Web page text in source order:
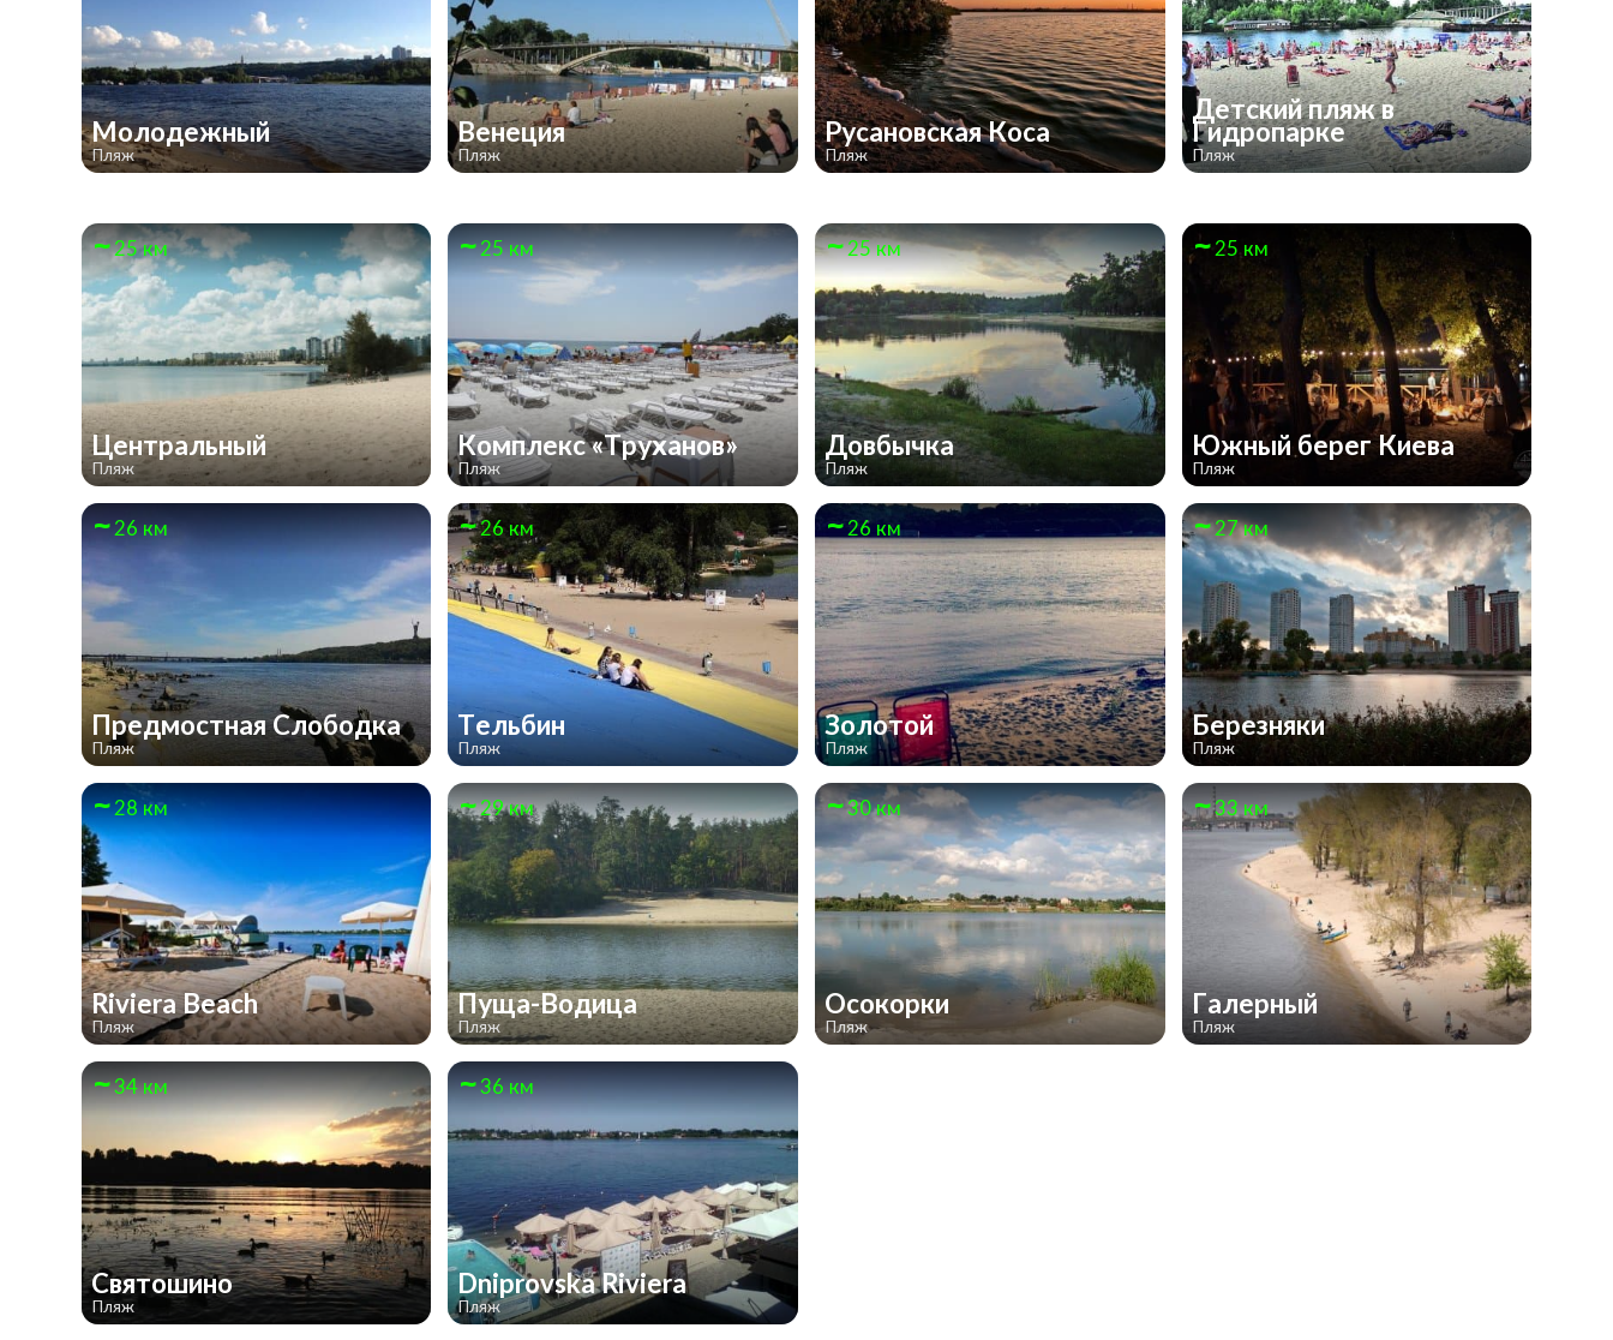
Молодежный
Пляж
Венеция
Пляж
Русановская Коса
Пляж
Детский пляж в
Гидропарке
Пляж
25 км
Центральный
Пляж
25 км
Комплекс «Труханов»
Пляж
25 км
Довбычка
Пляж
25 км
Южный берег Киева
Пляж
26 км
Предмостная Слободка
Пляж
26 км
Тельбин
Пляж
26 км
Золотой
Пляж
27 км
Березняки
Пляж
28 км
Riviera Beach
Пляж
29 км
Пуща-Водица
Пляж
30 км
Осокорки
Пляж
33 км
Галерный
Пляж
34 км
Святошино
Пляж
36 км
Dniprovska Riviera
Пляж